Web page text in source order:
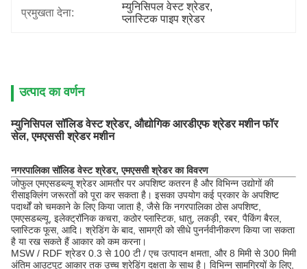
प्रमुखता देना:
म्युनिसिपल वेस्ट श्रेडर,
प्लास्टिक पाइप श्रेडर
उत्पाद का वर्णन
म्युनिसिपल सॉलिड वेस्ट श्रेडर, औद्योगिक आरडीएफ श्रेडर मशीन फॉर
सेल, एमएससी श्रेडर मशीन
नगरपालिका सॉलिड वेस्ट श्रेडर, एमएससी श्रेडर का विवरण
जोफुल एमएसडब्ल्यू श्रेडर आमतौर पर अपशिष्ट कतरन है और विभिन्न उद्योगों की
रीसाइक्लिंग जरूरतों को पूरा कर सकता है। इसका उपयोग कई प्रकार के अपशिष्ट
पदार्थों को चमकाने के लिए किया जाता है, जैसे कि नगरपालिका ठोस अपशिष्ट,
एमएसडब्ल्यू, इलेक्ट्रॉनिक कचरा, कठोर प्लास्टिक, धातु, लकड़ी, रबर, पैकिंग बैरल,
प्लास्टिक फूस, आदि। श्रेडिंग के बाद, सामग्री को सीधे पुनर्नवीनीकरण किया जा सकता
है या रख सकते हैं आकार को कम करना।
MSW / RDF श्रेडर 0.3 से 100 टी / एच उत्पादन क्षमता, और 8 मिमी से 300 मिमी
अंतिम आउटपुट आकार तक उच्च श्रेडिंग दक्षता के साथ है। विभिन्न सामग्रियों के लिए,